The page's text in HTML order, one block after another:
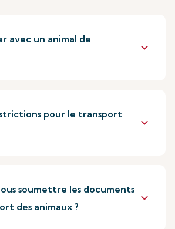
avec un animal de
keyboard_arrow_down
pour le transport
keyboard_arrow_down
soumettre les documents
des animaux ?
keyboard_arrow_down